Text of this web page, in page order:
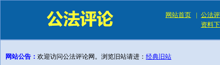
网站首页 | 公法
资料
网站公告： 欢迎访问公法评论网。浏览旧站请进： 经典旧站